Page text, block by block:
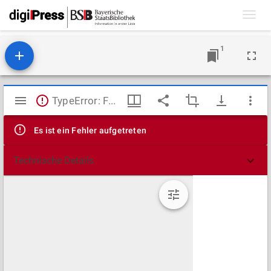
1
Mirador
Viewer
TypeError: Failed to fetch
Es ist ein Fehler aufgetreten
Technische Details